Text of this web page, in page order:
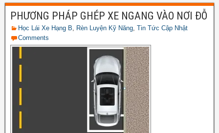
PHƯƠNG PHÁP GHÉP XE NGANG VÀO NƠI ĐỖ
Học Lái Xe Hạng B Rèn Luyện Kỹ Năng Tin Tức Cập Nhật
Comments